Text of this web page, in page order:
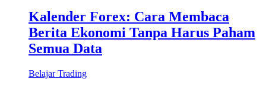
Kalender Forex: Cara Membaca
Berita Ekonomi Tanpa Harus Paham
Semua Data
Belajar Trading